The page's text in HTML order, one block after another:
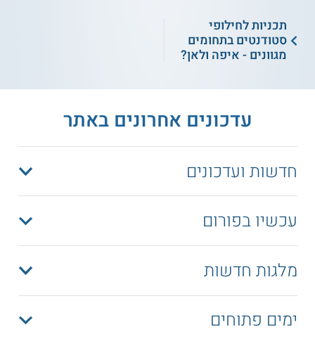
תכניות לחילופי
סטודנטים בתחומים
מגוונים - איפה ולאן?
עדכונים אחרונים באתר
חדשות ועדכונים
עכשיו בפורום
מלגות חדשות
ימים פתוחים